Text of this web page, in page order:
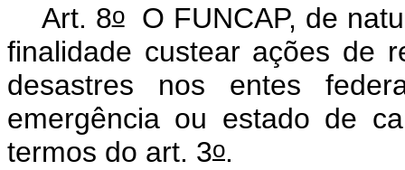
Art. 8oO FUNCAP, de
finalidade custear ações de
desastres nos entes
emergência ou estado de
termos do art. 3o.